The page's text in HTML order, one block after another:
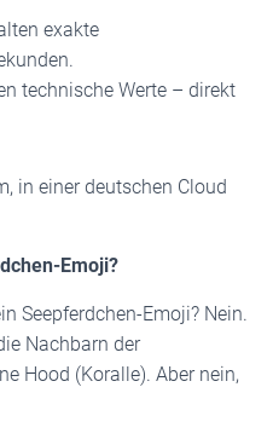
exakte
technische Werte – direkt
in einer deutschen Cloud
Emoji?
Seepferdchen-Emoji? Nein.
Nachbarn der
Hood (Koralle). Aber nein,